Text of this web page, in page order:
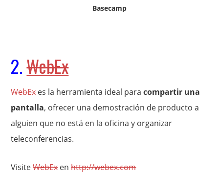
Basecamp
2.WebEx
WebExes la herramienta ideal paracompartir una
pantalla, ofrecer una demostración de producto a
alguien que no está en la oficina y organizar
teleconferencias.
VisiteWebExenhttp://webex.com